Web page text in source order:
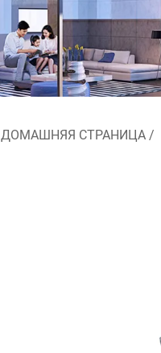
ДОМАШНЯЯ СТРАНИЦА /